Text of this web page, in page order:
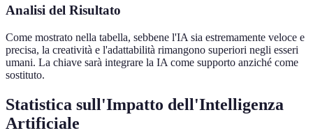
Analisi del Risultato
Come mostrato nella tabella, sebbene l'IA sia estremamente veloce e
precisa, la creatività e l'adattabilità rimangono superiori negli esseri
umani. La chiave sarà integrare la IA come supporto anziché come
sostituto.
Statistica sull'Impatto dell'Intelligenza
Artificiale